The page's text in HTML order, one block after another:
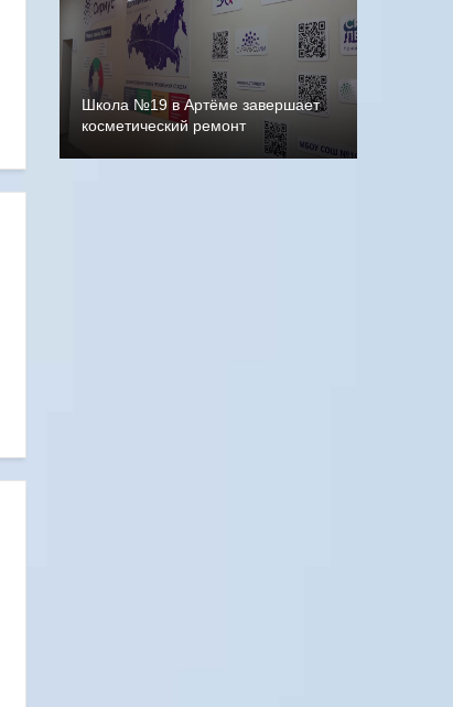
Школа №19 в Артёме завершает
косметический ремонт